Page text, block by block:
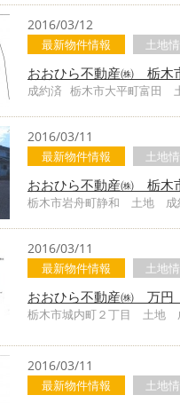
2016/03/12
最新物件情報 土地
おおひら不動産㈱ 栃
成約済 栃木市大平町富田
2016/03/11
最新物件情報 土地
おおひら不動産㈱ 栃
栃木市岩舟町静和 土地 成
2016/03/11
最新物件情報 土地
おおひら不動産㈱ 万
栃木市城内町２丁目 土地
2016/03/11
最新物件情報 土地